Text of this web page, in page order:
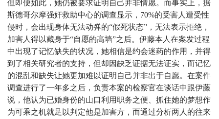
但即便如此，她仍被要求证明自己并非情愿。而事实上，据
斯德哥尔摩强奸救助中心的调查显示，70%的受害人遭受性
侵时，会出现身体无法动弹的“假死状态”，无法表示拒绝，
加害人得以藏身于“自愿的高墙”之后。伊藤本人在案发过程
中出现了记忆缺失的状况，她相信是约会迷药的作用，并得
到了相关研究者的支持，但却因缺乏证据无法证实，而记忆
的混乱和缺失让她更加难以证明自己并非出于自愿。在案件
调查进行了一年多之后，负责本案的检察官在谈话中跟伊藤
说，他认为已婚身份的山口利用职务之便、抓住她的梦想作
为可乘之机就足以判定他是加害方，而通过分析两人的往来